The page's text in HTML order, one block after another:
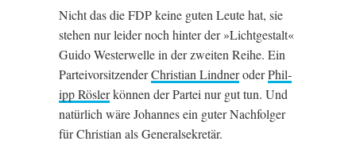
Nicht das dieFDPkeine guten Leute hat, sie
stehen nur leider noch hinter der »Licht­gestalt«
Guido West­er­welle in der zweiten Reihe. Ein
ParteivorsitzenderChris­ti­an Lind­neroderPhil­
ipp Röslerkönnen der Partei nur gut tun. Und
natür­lich wäre Johannes ein guter Nachfol­ger
für Chris­ti­an als Generalsekretär.